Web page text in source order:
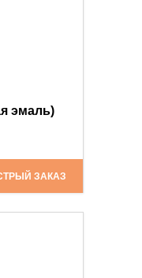
эмаль)
ЗАКАЗ